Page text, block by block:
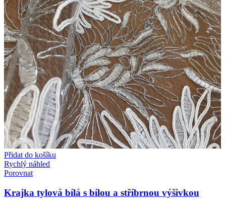
Přidat do košíku
Rychlý náhled
Porovnat
Krajka tylová bílá s bílou a stříbrnou výšivkou